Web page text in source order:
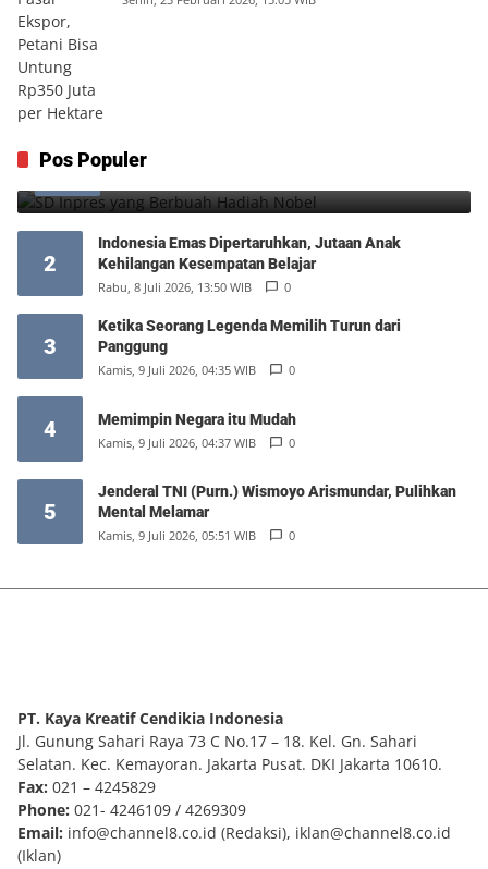
Pos Populer
1 SD Inpres yang Berbuah Hadiah Nobel
2
Indonesia Emas Dipertaruhkan, Jutaan Anak
Kehilangan Kesempatan Belajar
Rabu, 8 Juli 2026, 13:50 WIB 0
3
Ketika Seorang Legenda Memilih Turun dari
Panggung
Kamis, 9 Juli 2026, 04:35 WIB 0
4 Memimpin Negara itu Mudah
Kamis, 9 Juli 2026, 04:37 WIB 0
5
Jenderal TNI (Purn.) Wismoyo Arismundar, Pulihkan
Mental Melamar
Kamis, 9 Juli 2026, 05:51 WIB 0
PT. Kaya Kreatif Cendikia Indonesia
Jl. Gunung Sahari Raya 73 C No.17 – 18. Kel. Gn. Sahari
Selatan. Kec. Kemayoran. Jakarta Pusat. DKI Jakarta 10610.
Fax: 021 – 4245829
Phone: 021- 4246109 / 4269309
Email: info@channel8.co.id (Redaksi), iklan@channel8.co.id
(Iklan)